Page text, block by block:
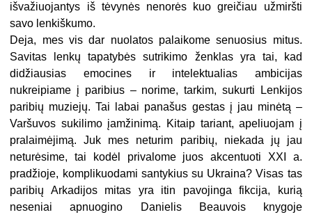
išvažiuojantys iš tėvynės nenorės kuo greičiau užmiršti
savo lenkiškumo.
Deja, mes vis dar nuolatos palaikome senuosius mitus.
Savitas lenkų tapatybės sutrikimo ženklas yra tai, kad
didžiausias emocines ir intelektualias ambicijas
nukreipiame į paribius – norime, tarkim, sukurti Lenkijos
paribių muziejų. Tai labai panašus gestas į jau minėtą –
Varšuvos sukilimo įamžinimą. Kitaip tariant, apeliuojam į
pralaimėjimą. Juk mes neturim paribių, niekada jų jau
neturėsime, tai kodėl privalome juos akcentuoti XXI a.
pradžioje, komplikuodami santykius su Ukraina? Visas tas
paribių Arkadijos mitas yra itin pavojinga fikcija, kurią
neseniai apnuogino Danielis Beauvois knygoje